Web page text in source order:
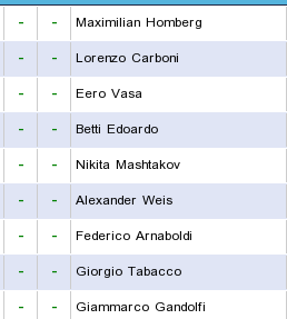
- -
Maximilian Homberg
- -
Lorenzo Carboni
- -
Eero Vasa
- -
Betti Edoardo
- -
Nikita Mashtakov
- -
Alexander Weis
- -
Federico Arnaboldi
- -
Giorgio Tabacco
- -
Giammarco Gandolfi